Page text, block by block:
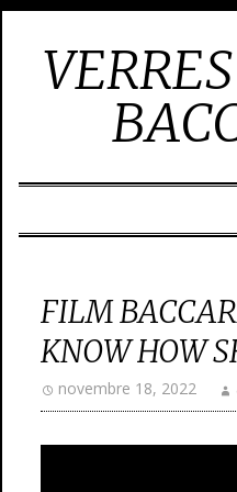
FILM
KNOW HOW
novembre 18, 2022